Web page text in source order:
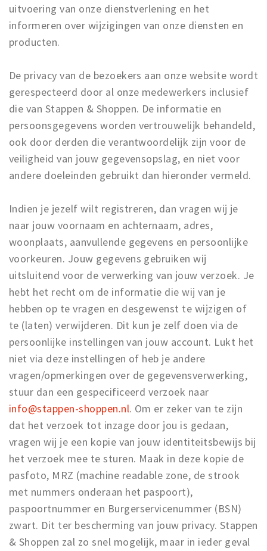
Inloggen
uitvoering van onze dienstverlening en het
informeren over wijzigingen van onze diensten en
producten.
De privacy van de bezoekers aan onze website wordt
gerespecteerd door al onze medewerkers inclusief
die van Stappen & Shoppen. De informatie en
persoonsgegevens worden vertrouwelijk behandeld,
ook door derden die verantwoordelijk zijn voor de
veiligheid van jouw gegevensopslag, en niet voor
andere doeleinden gebruikt dan hieronder vermeld.
Indien je jezelf wilt registreren, dan vragen wij je
naar jouw voornaam en achternaam, adres,
woonplaats, aanvullende gegevens en persoonlijke
voorkeuren. Jouw gegevens gebruiken wij
uitsluitend voor de verwerking van jouw verzoek. Je
hebt het recht om de informatie die wij van je
hebben op te vragen en desgewenst te wijzigen of
te (laten) verwijderen. Dit kun je zelf doen via de
persoonlijke instellingen van jouw account. Lukt het
niet via deze instellingen of heb je andere
vragen/opmerkingen over de gegevensverwerking,
stuur dan een gespecificeerd verzoek naar
info@stappen-shoppen.nl. Om er zeker van te zijn
dat het verzoek tot inzage door jou is gedaan,
vragen wij je een kopie van jouw identiteitsbewijs bij
het verzoek mee te sturen. Maak in deze kopie de
pasfoto, MRZ (machine readable zone, de strook
met nummers onderaan het paspoort),
paspoortnummer en Burgerservicenummer (BSN)
zwart. Dit ter bescherming van jouw privacy. Stappen
& Shoppen zal zo snel mogelijk, maar in ieder geval